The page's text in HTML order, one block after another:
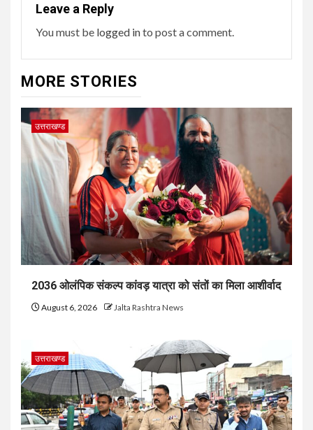
Leave a Reply
You must be logged into post a comment.
MORE STORIES
उत्तराखण्ड
2036 ओलंपिक संकल्प कांवड़ यात्रा को संतों का मिला आशीर्वाद
August 6, 2026 Jalta Rashtra News
उत्तराखण्ड